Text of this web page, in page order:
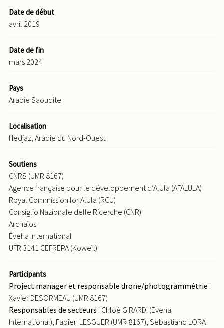
Date de début
avril 2019
Date de fin
mars 2024
Pays
Arabie Saoudite
Localisation
Hedjaz, Arabie du Nord-Ouest
Soutiens
CNRS (UMR 8167)
Agence française pour le développement d’AlUla (AFALULA)
Royal Commission for AlUla (RCU)
Consiglio Nazionale delle Ricerche (CNR)
Archaïos
Éveha International
UFR 3141 CEFREPA (Koweït)
Participants
Project manager et responsable drone/photogrammétrie :
Xavier DESORMEAU (UMR 8167)
Responsables de secteurs : Chloé GIRARDI (Eveha
International), Fabien LESGUER (UMR 8167), Sebastiano LORA